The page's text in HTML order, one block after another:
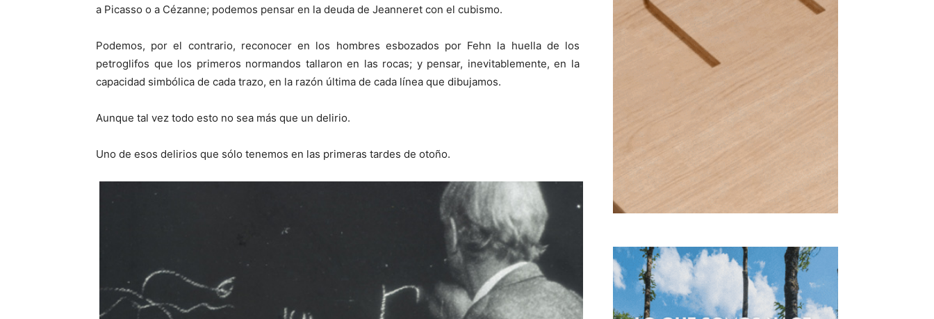
a Picasso o a Cézanne; podemos pensar en la deuda de Jeanneret con el cubismo.
Podemos, por el contrario, reconocer en los hombres esbozados por Fehn la huella de los
petroglifos que los primeros normandos tallaron en las rocas; y pensar, inevitablemente, en la
capacidad simbólica de cada trazo, en la razón última de cada línea que dibujamos.
Aunque tal vez todo esto no sea más que un delirio.
Uno de esos delirios que sólo tenemos en las primeras tardes de otoño.